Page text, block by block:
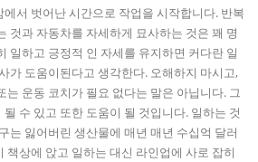
서 벗어난 시간으로 작업을 시작합니다. 반복
것과 자동차를 자세하게 묘사하는 것은 꽤 명
일하고 긍정적 인 자세를 유지하면 커다란 일
가 도움이된다고 생각한다. 오해하지 마시고,
는 운동 코치가 필요 없다는 말은 아닙니다. 그
수 있고 또한 도움이 될 것입니다. 일하는 것
는 잃어버린 생산물에 매년 매년 수십억 달러
책상에 앉고 일하는 대신 라인업에 사로 잡히